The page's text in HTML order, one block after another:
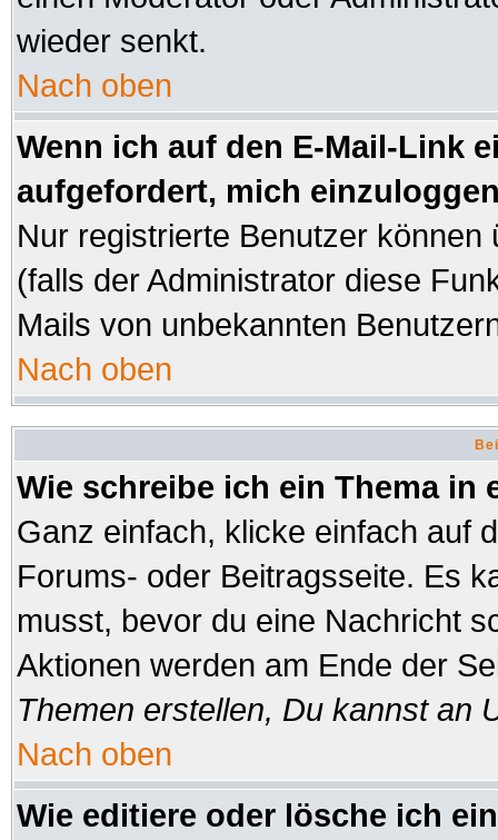
wieder senkt.
Nach oben
Wenn ich auf den E-Mail-Link
aufgefordert, mich
Nur registrierte Benutzer
(falls der Administrator diese
Mails von unbekannten
Nach oben
Wie schreibe ich ein Thema in
Ganz einfach, klicke einfach auf
Forums- oder Beitragsseite. Es
musst, bevor du eine Nachricht
Aktionen werden am Ende der
Themen erstellen, Du kannst an
Nach oben
Wie editiere oder lösche ich